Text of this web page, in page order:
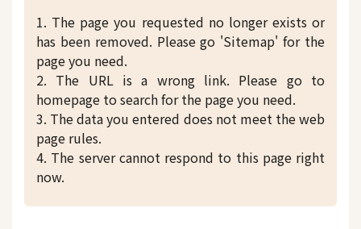
1. The page you requested no longer exists or
has been removed. Please go 'Sitemap' for the
page you need.
2. The URL is a wrong link. Please go to
homepage to search for the page you need.
3. The data you entered does not meet the web
page rules.
4. The server cannot respond to this page right
now.